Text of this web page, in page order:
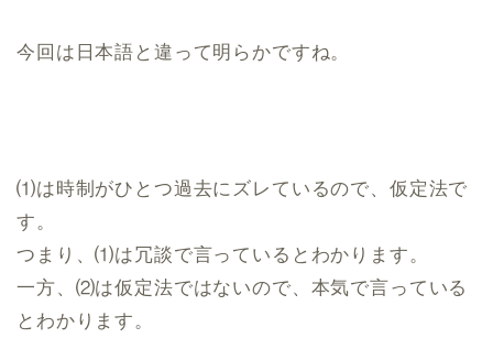
今回は日本語と違って明らかですね。
⑴は時制がひとつ過去にズレているので、仮定法で
す。
つまり、⑴は冗談で言っているとわかります。
一方、⑵は仮定法ではないので、本気で言っている
とわかります。